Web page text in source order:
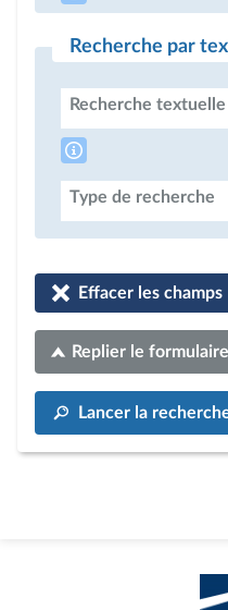
Recherche par
Recherche textuelle
Type de recherche
Effacer les champs
Replier le formulaire
Lancer la